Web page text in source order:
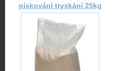
pískování tryskání 25kg